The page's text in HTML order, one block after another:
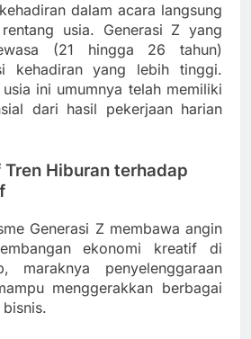
dalam acara langsung
usia. Generasi Z yang
(21 hingga 26 tahun)
kehadiran yang lebih tinggi.
ini umumnya telah memiliki
dari hasil pekerjaan harian
Hiburan terhadap
Generasi Z membawa angin
ekonomi kreatif di
maraknya penyelenggaraan
menggerakkan berbagai